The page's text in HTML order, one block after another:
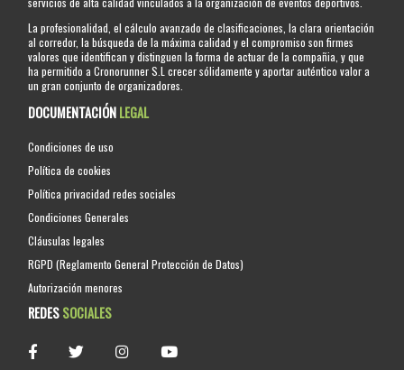
La profesionalidad, el cálculo avanzado de clasificaciones, la clara orientación
al corredor, la búsqueda de la máxima calidad y el compromiso son firmes
valores que identifican y distinguen la forma de actuar de la compañia, y que
ha permitido a Cronorunner S.L crecer sólidamente y aportar auténtico valor a
un gran conjunto de organizadores.
DOCUMENTACIÓNLEGAL
Condiciones de uso
Política de cookies
Política privacidad redes sociales
Condiciones Generales
Cláusulas legales
RGPD (Reglamento General Protección de Datos)
Autorización menores
REDESSOCIALES